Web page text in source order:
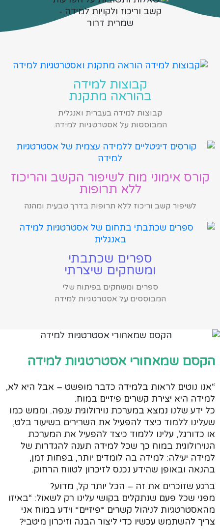
קבוצות למידה
בהוראה מתקנת
קבוצות למידה בעברית ואנגלית
המבוססות על אסטרטגיות למידה.
קורס אימוני מוח לשיפור הקשב והריכוז
ללא תרופות
לשיפור קשב וריכוז ללא תרופות בדרך טבעית ומהנה
ספרים שכתבתי
ומשחקים שיצרתי
ספרים ומשחקים בפיתוח שלי
המבוססים על אסטרטגיות למידה
הקסם שמאחורי אסטרטגיות למידה
“אנו נוטים לראות בלמידה כדבר מופשט – אבל היא לא,
למידה היא יצירת קשרים פיזיים במוח.
כל ידע שלנו נמצא במערכת נוירולוגית ענפה. וממש כמו
שעלינו ללמוד כיצד להפעיל את השרירים בשיעור בלט,
או כדורגל, עלינו ללמוד כיצד להפעיל את המערכת
הנוירולוגית במוח כך שכל למידה תענה להגדרות של
למידה יעילה: למידה בה לומדים יותר, בפחות זמן,
בהנאה ובאופן שהידע נכנס לזיכרון לטווח הרחוק.
ברגע שזוכרים את זה – הכל יותר קל, מדוע?
מפני שכל פעם שנתקלים בקושי עלינו רק לשאול: “באיזו
מהאסטרטגיות לניהול קשרים *פיזיים* וידע במוח אני
צריך להשתמש עכשיו כדי ליצור הבנה וזיכרון מיטבי?